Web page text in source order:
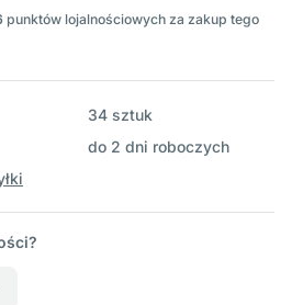
punktów lojalnościowych za zakup tego
34 sztuk
do 2 dni roboczych